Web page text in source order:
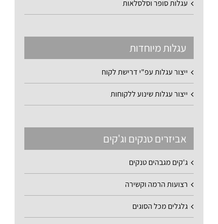
עגלות סופר וסלסלאות
עגלות מיוחדות
ייצור עגלות עפ"י דרישת לקוח
ייצור עגלות שינוע ללקוחות
אביזרים טנקים וג'קים
ג'קים מגבהים טנקים
רצועות הרמה וקשירה
גלגלים מכל הסוגים